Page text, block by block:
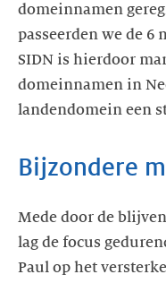
domeinnamen
passeerden we de
SIDN is hierdoor
domeinnamen in
landendomein een
Bijzondere
Mede door de
lag de focus
Paul op het